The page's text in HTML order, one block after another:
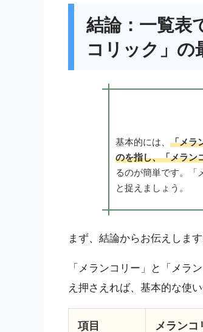
結論：一覧表
コリック」の
基本的には、「メラ
のを指し、「メラン
るのが簡単です。「
と捉えましょう。
まず、結論からお伝えします
「メランコリー」と「メラ
え押さえれば、基本的な使
項目 メラン